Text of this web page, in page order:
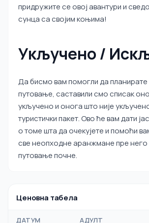
придружите се овој авантури и
сунца са својим коњима!
Укључено /
Да бисмо вам помогли да планирате
путовање, саставили смо списак
укључено и онога што није
туристички пакет. Ово ће вам дати
о томе шта да очекујете и помоћи
све неопходне аранжмане пре
путовање почне.
Ценовна табела
ДАТУМ АДУЛТ